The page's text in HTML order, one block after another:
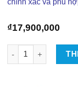
₫17,900,000
Cách âm chống ồn